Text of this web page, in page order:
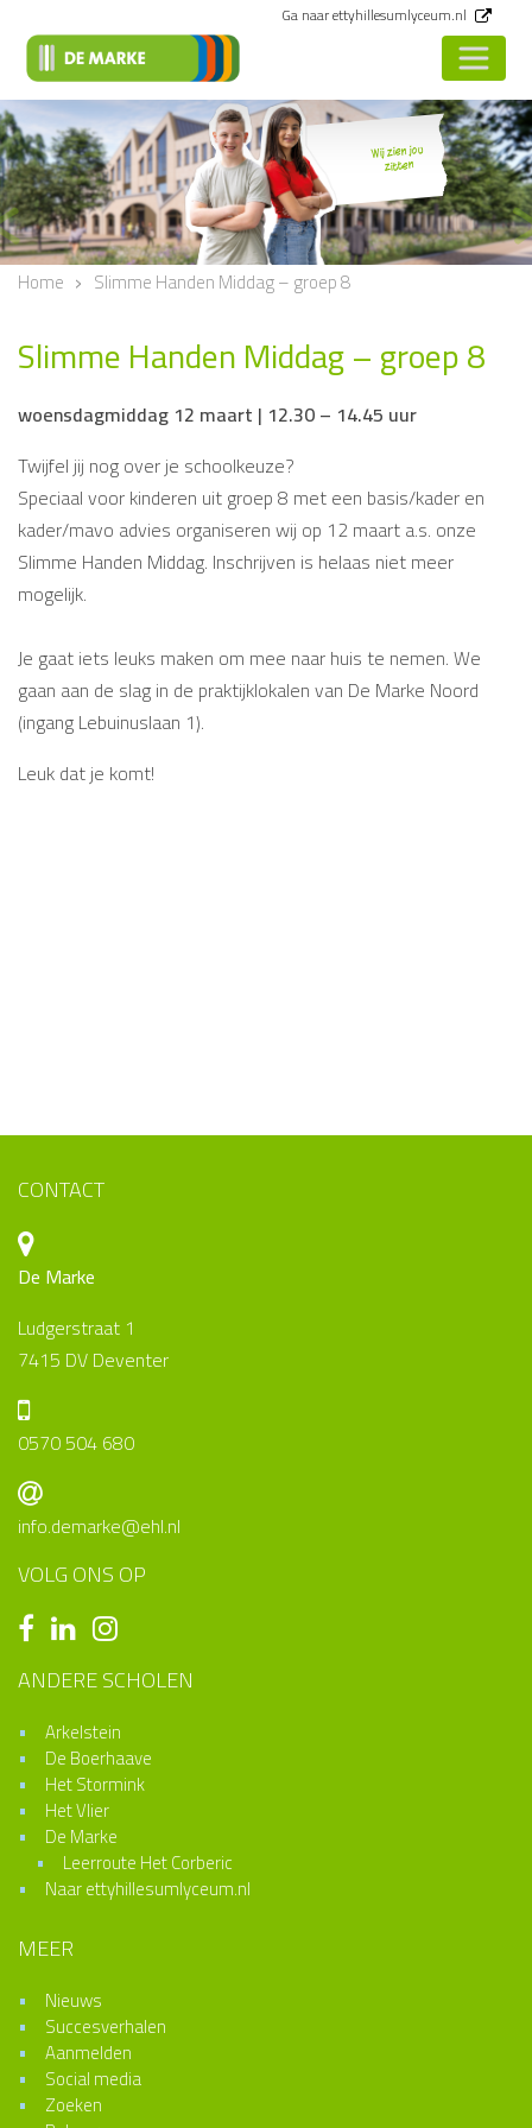
Ga naar ettyhillesumlyceum.nl
Wij zien jou
zitten
Vorige
Home Slimme Handen Middag – groep 8
Slimme Handen Middag – groep 8
woensdagmiddag 12 maart | 12.30 – 14.45 uur
Twijfel jij nog over je schoolkeuze?
Speciaal voor kinderen uit groep 8 met een basis/kader en
kader/mavo advies organiseren wij op 12 maart a.s. onze
Slimme Handen Middag. Inschrijven is helaas niet meer
mogelijk.
Je gaat iets leuks maken om mee naar huis te nemen. We
gaan aan de slag in de praktijklokalen van De Marke Noord
(ingang Lebuinuslaan 1).
Leuk dat je komt!
CONTACT
De Marke
Ludgerstraat 1
7415 DV Deventer
0570 504 680
info.demarke@ehl.nl
VOLG ONS OP
ANDERE SCHOLEN
Arkelstein
De Boerhaave
Het Stormink
Het Vlier
De Marke
Leerroute Het Corberic
Naar ettyhillesumlyceum.nl
MEER
Nieuws
Succesverhalen
Aanmelden
Social media
Zoeken